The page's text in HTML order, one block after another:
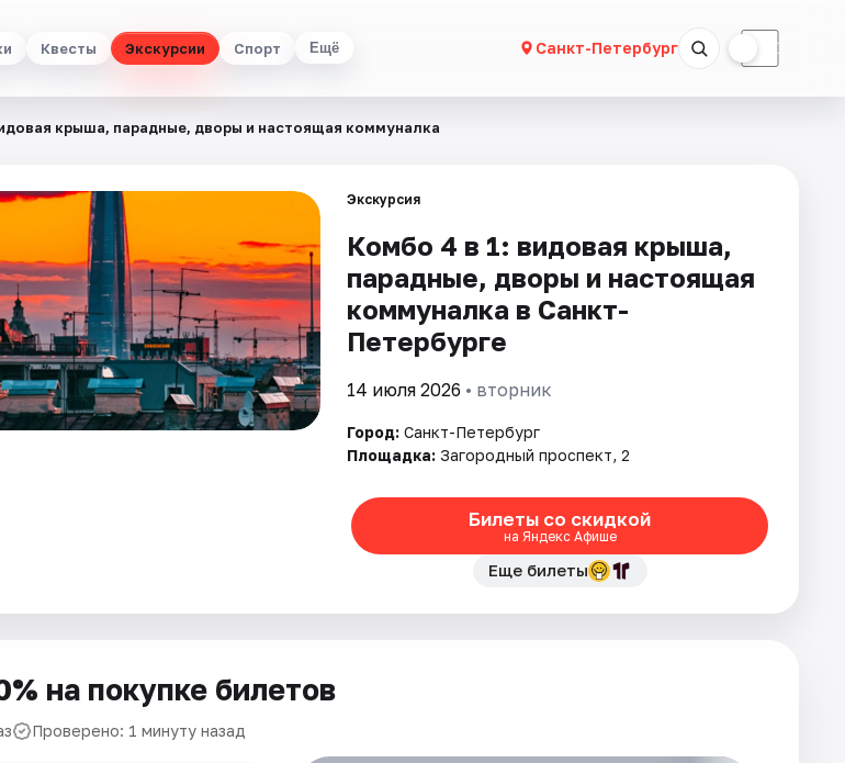
Квесты Экскурсии Спорт Ещё Санкт-Петербург ☾
крыша, парадные, дворы и настоящая коммуналка
Экскурсия
Комбо 4 в 1: видовая крыша,
парадные, дворы и настоящая
коммуналка в Санкт-
Петербурге
14 июля 2026 • вторник
Город: Санкт-Петербург
Площадка: Загородный проспект, 2
Билеты со скидкой
на Яндекс Афише
Еще билеты
на покупке билетов
Проверено: 1 минуту назад